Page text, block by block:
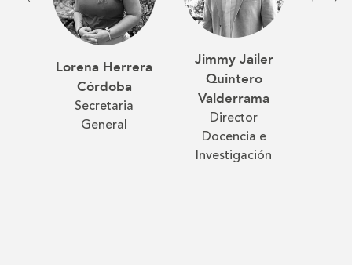
Lorena Herrera
Córdoba
Secretaria
General
Jimmy Jailer
Quintero
Valderrama
Director
Docencia e
Investigación